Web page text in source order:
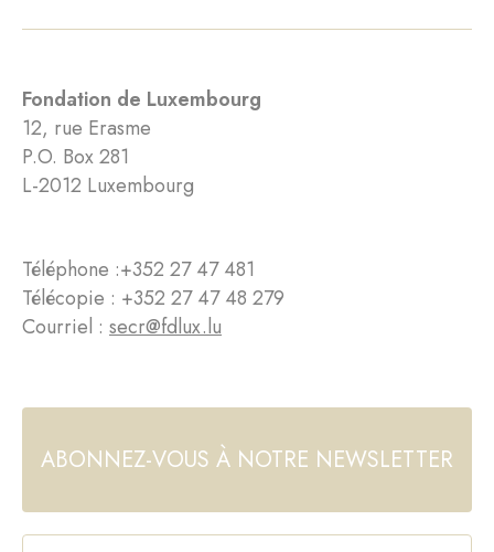
Fondation de Luxembourg
12, rue Erasme
P.O. Box 281
L-2012 Luxembourg
Téléphone :+352 27 47 481
Télécopie : +352 27 47 48 279
Courriel : secr@fdlux.lu
ABONNEZ-VOUS À NOTRE NEWSLETTER